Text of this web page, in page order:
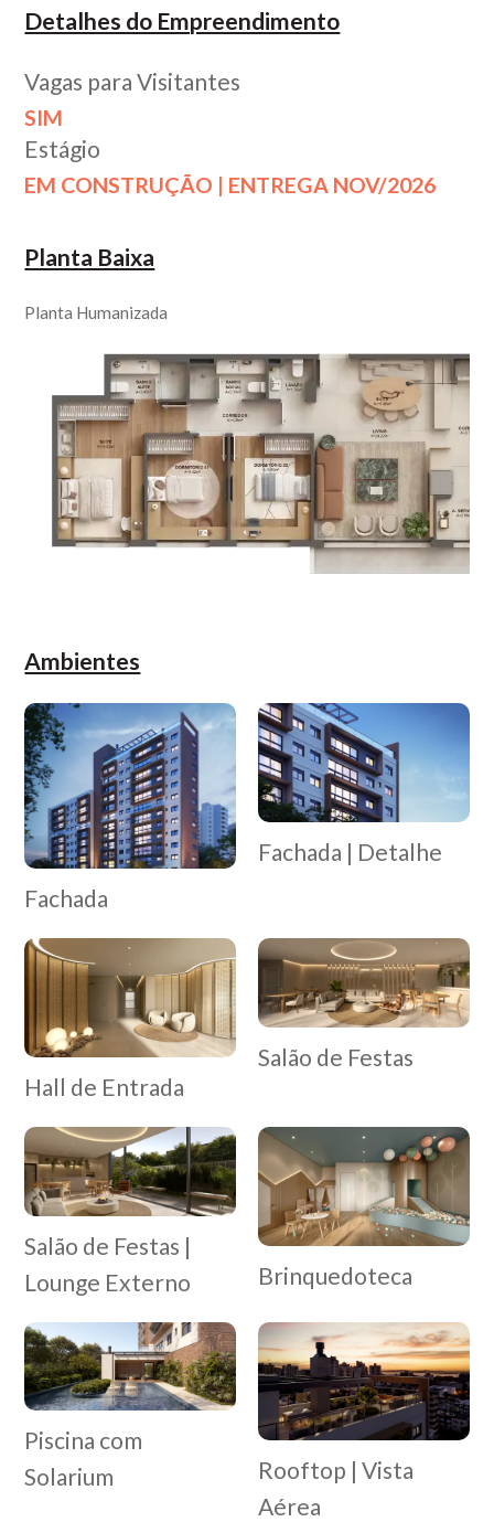
Detalhes do Empreendimento
Vagas para Visitantes
SIM
Estágio
EM CONSTRUÇÃO | ENTREGA NOV/2026
Planta Baixa
Planta Humanizada
Ambientes
Fachada
Fachada | Detalhe
Hall de Entrada
Salão de Festas
Salão de Festas |
Lounge Externo
Brinquedoteca
Piscina com
Solarium
Rooftop | Vista
Aérea